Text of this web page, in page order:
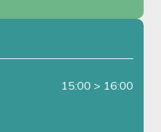
15:00 > 16:00